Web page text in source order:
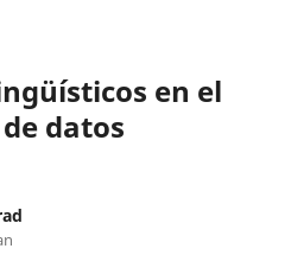
en el
datos